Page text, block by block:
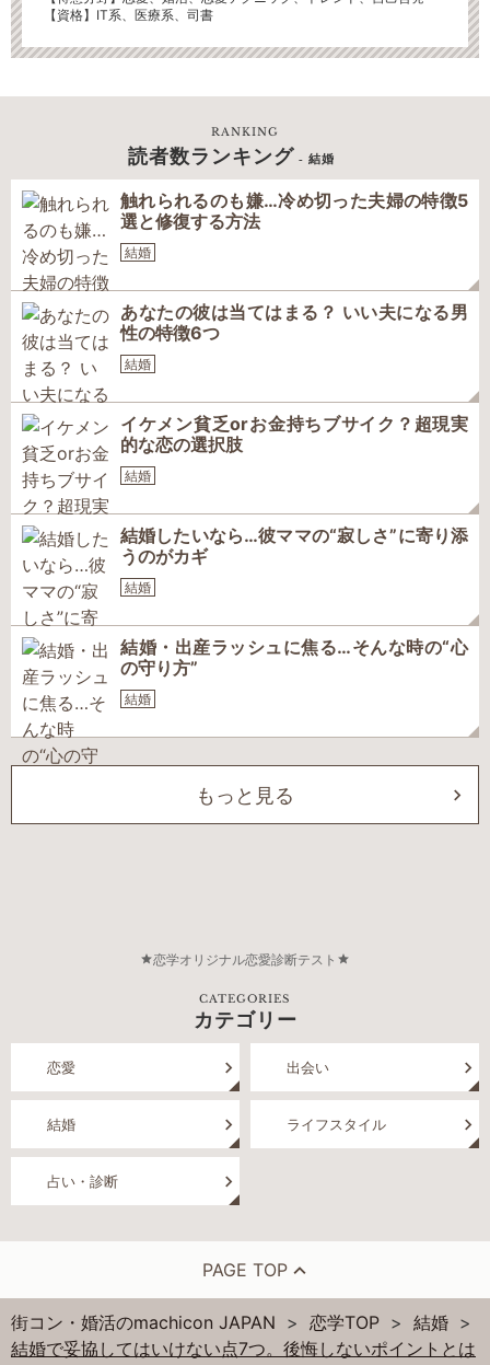
【資格】IT系、医療系、司書
RANKING
読者数ランキング - 結婚
触れられるのも嫌…冷め切った夫婦の特徴5
選と修復する方法
結婚
あなたの彼は当てはまる？ いい夫になる男
性の特徴6つ
結婚
イケメン貧乏orお金持ちブサイク？超現実
的な恋の選択肢
結婚
結婚したいなら…彼ママの“寂しさ”に寄り添
うのがカギ
結婚
結婚・出産ラッシュに焦る…そんな時の“心
の守り方”
結婚
もっと見る
恋学オリジナル恋愛診断テスト
CATEGORIES
カテゴリー
恋愛 出会い
結婚 ライフスタイル
占い・診断
PAGE TOP
街コン・婚活のmachicon JAPAN 恋学TOP
結婚
結婚で妥協してはいけない点7つ。後悔しないポイントとは